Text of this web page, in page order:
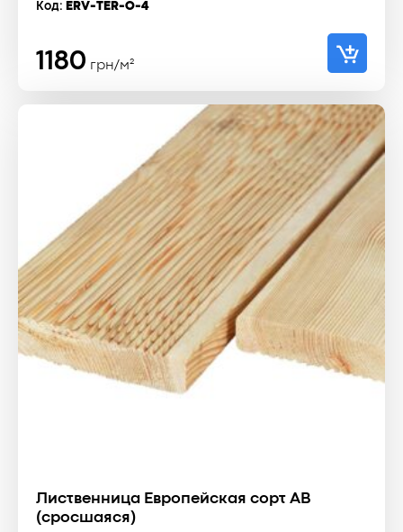
Код: ERV-TER-O-4
1180 грн/м²
Лиственница Европейская сорт AB
(сросшаяся)